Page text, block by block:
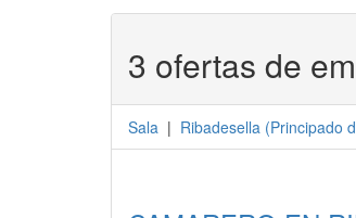
3 ofertas de
Sala | Ribadesella (Principado